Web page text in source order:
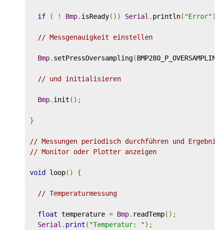
if ( ! Bmp. isReady()) Serial . println( "Error");
// Messgenauigkeit einstellen
Bmp. setPressOversampling(
// und initialisieren
Bmp. init ();
}
// Messungen periodisch durchführen und
// Monitor oder Plotter anzeigen
void loop() {
// Temperaturmessung
float temperature = Bmp. readTemp();
Serial . print ( "Temperatur: ");